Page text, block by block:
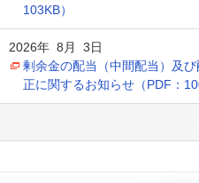
103KB）
2026年 8月 3日
剰余金の配当（中間配当）及
正に関するお知らせ（PDF：